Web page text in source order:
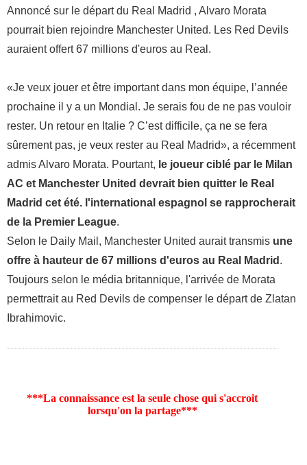
Annoncé sur le départ du Real Madrid , Alvaro Morata
pourrait bien rejoindre Manchester United. Les Red Devils
auraient offert 67 millions d'euros au Real.
«Je veux jouer et être important dans mon équipe, l’année
prochaine il y a un Mondial. Je serais fou de ne pas vouloir
rester. Un retour en Italie ? C’est difficile, ça ne se fera
sûrement pas, je veux rester au Real Madrid», a récemment
admis Alvaro Morata. Pourtant, le joueur ciblé par le Milan
AC et Manchester United devrait bien quitter le Real
Madrid cet été. l'international espagnol se rapprocherait
de la Premier League.
Selon le Daily Mail, Manchester United aurait transmis une
offre à hauteur de 67 millions d'euros au Real Madrid .
Toujours selon le média britannique, l'arrivée de Morata
permettrait au Red Devils de compenser le départ de Zlatan
Ibrahimovic.
***La connaissance est la seule chose qui s'accroit
lorsqu'on la partage***